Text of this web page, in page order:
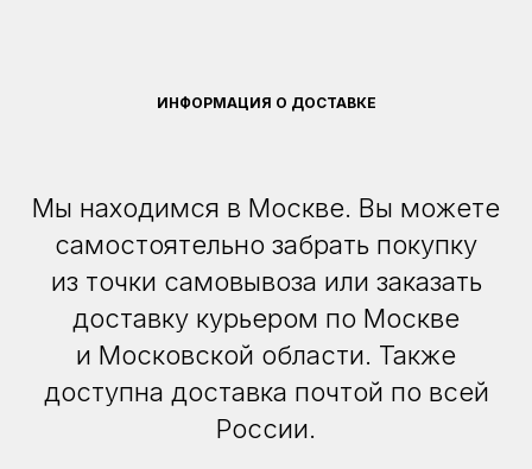
ИНФОРМАЦИЯ О ДОСТАВКЕ
Мы находимся в Москве. Вы можете
самостоятельно забрать покупку
из точки самовывоза или заказать
доставку курьером по Москве
и Московской области. Также
доступна доставка почтой по всей
России.